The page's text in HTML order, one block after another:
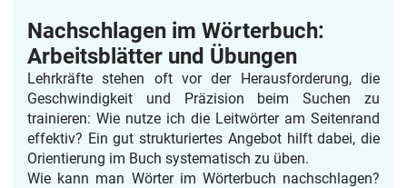
Nachschlagen im Wörterbuch:
Arbeitsblätter und Übungen
Lehrkräfte stehen oft vor der Herausforderung, die
Geschwindigkeit und Präzision beim Suchen zu
trainieren: Wie nutze ich die Leitwörter am Seitenrand
effektiv? Ein gut strukturiertes Angebot hilft dabei, die
Orientierung im Buch systematisch zu üben.
Wie kann man Wörter im Wörterbuch nachschlagen?